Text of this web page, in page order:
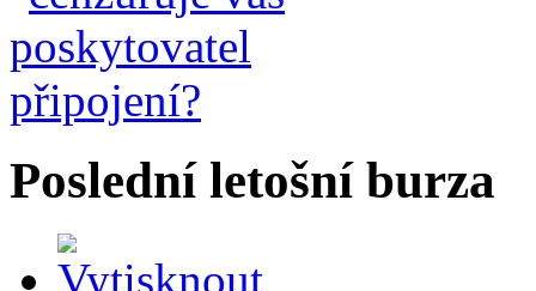
Poslední letošní burza